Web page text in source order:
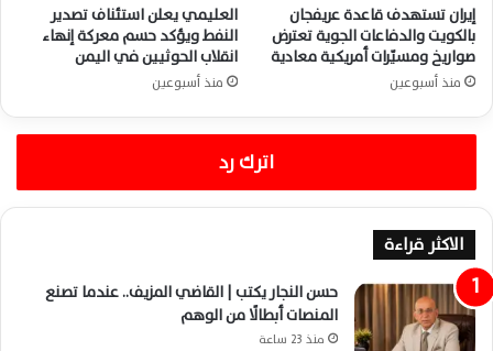
إيران تستهدف قاعدة عريفجان
بالكويت والدفاعات الجوية تعترض
صواريخ ومسيّرات أمريكية معادية
منذ أسبوعين
العليمي يعلن استئناف تصدير
النفط ويؤكد حسم معركة إنهاء
انقلاب الحوثيين في اليمن
منذ أسبوعين
اترك رد
الاكثر قراءة
حسن النجار يكتب | القاضي المزيف.. عندما تصنع
المنصات أبطالًا من الوهم
منذ 23 ساعة